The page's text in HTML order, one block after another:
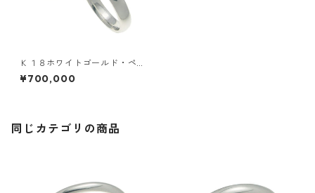
Ｋ１８ホワイトゴールド・ペ
アリング・４ｍｍ幅・甲丸リ
ング
¥700,000
同じカテゴリの商品